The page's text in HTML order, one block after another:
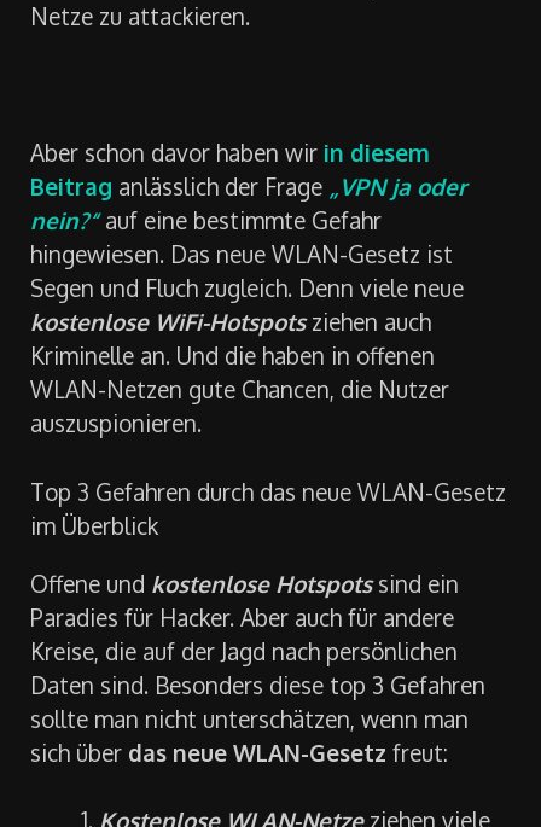
Netze zu attackieren.
Aber schon davor haben wir in diesem
Beitrag anlässlich der Frage „VPN ja oder
nein?“ auf eine bestimmte Gefahr
hingewiesen. Das neue WLAN-Gesetz ist
Segen und Fluch zugleich. Denn viele neue
kostenlose WiFi-Hotspotsziehen auch
Kriminelle an. Und die haben in offenen
WLAN-Netzen gute Chancen, die Nutzer
auszuspionieren.
Top 3 Gefahren durch das neue WLAN-Gesetz
im Überblick
Offene und kostenlose Hotspotssind ein
Paradies für Hacker. Aber auch für andere
Kreise, die auf der Jagd nach persönlichen
Daten sind. Besonders diese top 3 Gefahren
sollte man nicht unterschätzen, wenn man
sich über das neue WLAN-Gesetz freut:
Kostenlose WLAN-Netzeziehen viele